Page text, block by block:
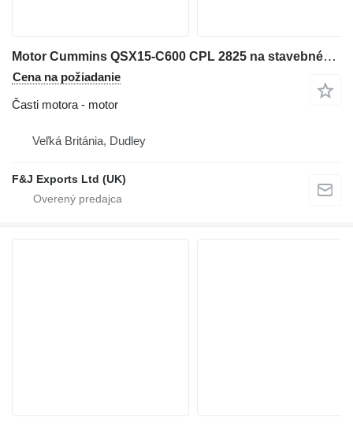
Motor Cummins QSX15-C600 CPL 2825 na stavebného stroja
Cena na požiadanie
Časti motora - motor
Veľká Británia, Dudley
F&J Exports Ltd (UK)